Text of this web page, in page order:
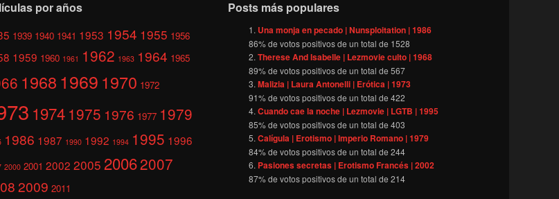
por años
1939 1940 1941 1953 1954 1955 1956
1959 1960 1961 1962 1963 1964 1965
1968 1969 1970 1972
1974 1975 1976 1977 1979
1986 1987 1990 1992 1994 1995 1996
2000 2001 2002 2005 20062007
2009 2011
Posts más populares
Una monja en pecado | Nunsploitation | 1986
86% de votos positivos de un total de 1528
Therese And Isabelle | Lezmovie culto | 1968
89% de votos positivos de un total de567
Malizia | Laura Antonelli | Erótica | 1973
91% de votos positivos de un total de422
Cuando cae la noche | Lezmovie | LGTB | 1995
85% de votos positivos de un total de403
Calígula | Erotismo | Imperio Romano | 1979
84% de votos positivos de un total de244
Pasiones secretas | Erotismo Francés | 2002
87% de votos positivos de un total de214